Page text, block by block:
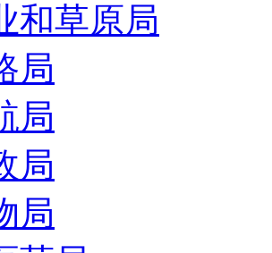
和草原局
局
局
局
局